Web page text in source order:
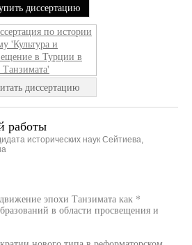
диссертацию
диссертацию
работы
исторических наук Сейтиева,
эпохи Танзимата как *
в области просвещения и